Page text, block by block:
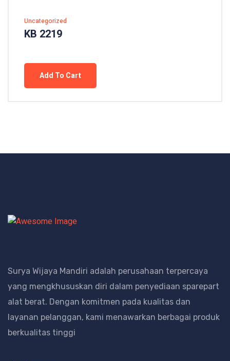
Uncategorized
KB 2219
Add To Cart
Surya Wijaya Mandiri adalah perusahaan terpercaya
yang mengkhususkan diri dalam penyediaan sparepart
alat berat. Dengan komitmen pada kualitas dan
layanan pelanggan, kami menawarkan berbagai produk
berkualitas tinggi